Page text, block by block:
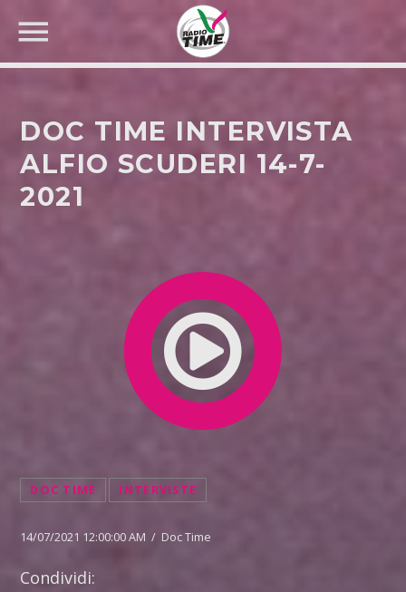
CERCA NEL SITO WEB:
DOC TIME INTERVISTA
ALFIO SCUDERI 14-7-
2021
DOC TIME INTERVISTE
14/07/2021 12:00:00 AM / Doc Time
Condividi: